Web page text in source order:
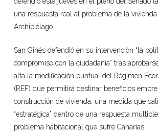
una respuesta real al problema de la vivienda
Archipiélago.
San Ginés defendió en su intervención “la
compromiso con la ciudadanía” tras
alta la modificación puntual del Régimen
(REF) que permitirá destinar beneficios
construcción de vivienda, una medida que
“estratégica” dentro de una respuesta
problema habitacional que sufre Canarias.